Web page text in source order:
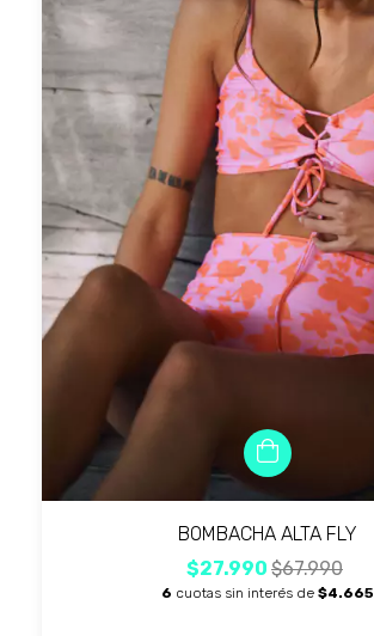
BOMBACHA ALTA FLY
$27.990 $67.990
6 cuotas sin interés de $4.665